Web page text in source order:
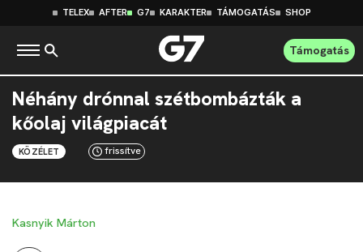
TELEX AFTER G7 KARAKTER TÁMOGATÁS SHOP
Támogatás
Néhány drónnal szétbombázták a
kőolaj világpiacát
KÖZÉLET frissítve
Kasnyik Márton